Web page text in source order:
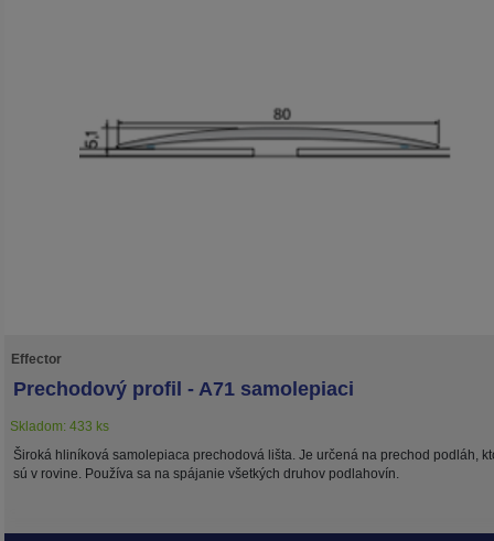
Effector
Prechodový profil - A71 samolepiaci
Skladom: 433 ks
Široká hliníková samolepiaca prechodová lišta. Je určená na prechod podláh,
sú v rovine. Používa sa na spájanie všetkých druhov podlahovín.